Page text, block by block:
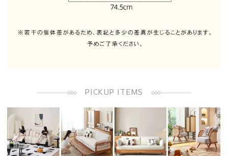
PICKUP ITEMS